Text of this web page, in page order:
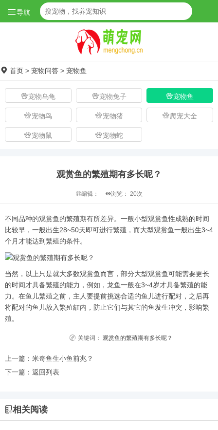
导航
首页 > 宠物问答 > 宠物鱼
宠物乌龟 宠物兔子 宠物鱼
宠物鸟 宠物猪 爬宠大全
宠物鼠 宠物蛇
观赏鱼的繁殖期有多长呢？
编辑： 浏览： 20次
不同品种的观赏鱼的繁殖期有所差异。一般小型观赏鱼性成熟的时间
比较早，一般出生28~50天即可进行繁殖，而大型观赏鱼一般出生3~4
个月才能达到繁殖的条件。
当然，以上只是就大多数观赏鱼而言，部分大型观赏鱼可能需要更长
的时间才具备繁殖的能力，例如，龙鱼一般在3~4岁才具备繁殖的能
力。在鱼儿繁殖之前，主人要提前挑选合适的鱼儿进行配对，之后再
将配对的鱼儿放入繁殖缸内，防止它们与其它的鱼发生冲突，影响繁
殖。
关键词： 观赏鱼的繁殖期有多长呢？
上一篇： 米奇鱼生小鱼前兆？
下一篇： 返回列表
相关阅读